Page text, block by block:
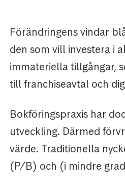
Förändringens vindar
den som vill investera i
immateriella tillgångar,
till franchiseavtal och
Bokföringspraxis har
utveckling. Därmed
värde. Traditionella
(P/B) och (i mindre